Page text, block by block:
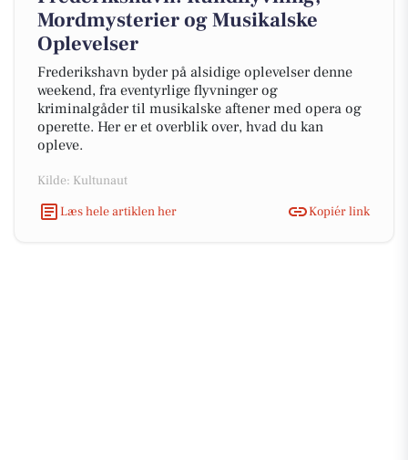
Mordmysterier og Musikalske
Oplevelser
Frederikshavn byder på alsidige oplevelser denne
weekend, fra eventyrlige flyvninger og
kriminalgåder til musikalske aftener med opera og
operette. Her er et overblik over, hvad du kan
opleve.
Kilde: Kultunaut
Læs hele artiklen her
Kopiér link